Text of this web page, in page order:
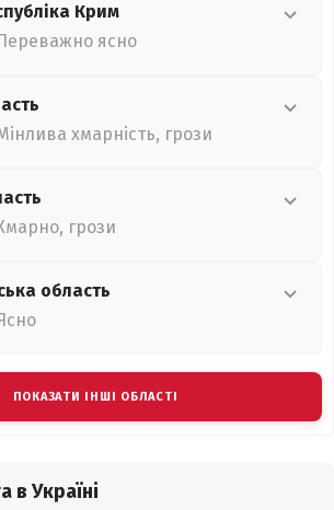
Крим
ясно
хмарність, грози
грози
область
ПОКАЗАТИ ІНШІ ОБЛАСТІ
в Україні